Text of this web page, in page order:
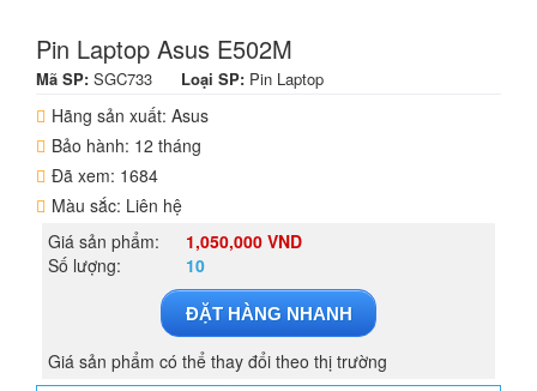
Pin Laptop Asus E502M
Mã SP: SGC733 Loại SP: Pin Laptop
Hãng sản xuất: Asus
Bảo hành: 12 tháng
Đã xem: 1684
Màu sắc: Liên hệ
Giá sản phẩm:
1,050,000 VND
Số lượng:
10
ĐẶT HÀNG NHANH
Giá sản phẩm có thể thay đổi theo thị trường